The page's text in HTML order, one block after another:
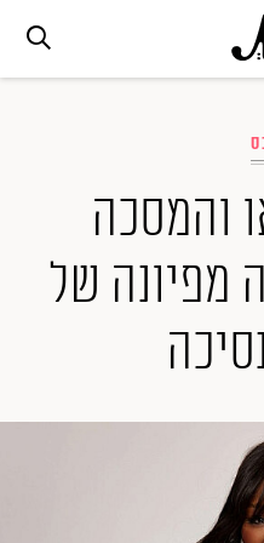
והמסכה
מפיונה של